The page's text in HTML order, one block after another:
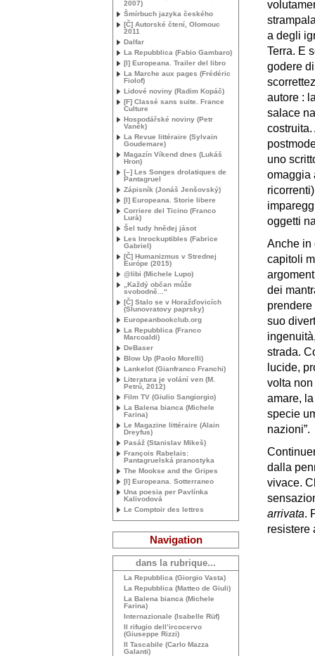
a degli
Terra. E
godere
autore :
salace
costruita.
uno
omaggia
oggetti
Anche in
capitoli
dei
suo
strada.
lucide,
volta
amare,
specie
nazioni”.
dalla
vivace.
arrivata.
resistere
2007)
Šmírbuch jazyka českého
[Č] Autorské čtení, Olomouc
2011
Dalfar
La Repubblica (Fabio Gambaro)
[I] Europeana. Trailer del libro
La Marche aux pages (Frédéric
Fiolof)
Lidové noviny (Radim Kopáč)
[F] Classé sans suite. France
Culture
Hospodářské noviny (Petr
Vaněk)
La Revue littéraire (Sylvain
Goudemare)
Magazín Víkend dnes (Lukáš
Hron)
[–] Les Songes drolatiques de
Pantagruel
Zápisník (Jonáš Jenšovský)
[I] Europeana. Storie libere
Corriere del Ticino (Franco
Lurà)
Šel tudy hnědej jásot
Les Inrockuptibles (Fabrice
Gabriel)
[Č] Humanizmus v Strednej
Európe (2015)
@libi (Michele Lupo)
„Každý občan může
svobodně...“
[Č] Stalo se v Horažďovicích
(Slunovratovy paprsky)
Europeanbookclub.org
La Repubblica (Franco
Marcoaldi)
DeBaser
Blow Up (Paolo Morelli)
Lankelot (Gianfranco Franchi)
Literatura je volání ven (M.
Petrů, 2012)
Film TV (Giulio Sangiorgio)
La Balena bianca (Michele
Farina)
Le Magazine littéraire (Alain
Dreyfus)
Pasáž (Stanislav Mikeš)
François Rabelais:
Pantagruelská pranostyka
The Mookse and the Gripes
[I] Europeana. Sotterraneo
Una poesia per Pavlínka
Kalivodová
Le Comptoir des lettres
Navigation
dans la rubrique...
La Repubblica (Giorgio Vasta)
La Repubblica (Matteo de Giuli)
La Balena bianca (Michele
Farina)
Internazionale (Isabelle Rüf)
Il rifugio dell’ircocervo
(Giuseppe Rizzi)
Il Tascabile (Carlo Mazza
Galanti)